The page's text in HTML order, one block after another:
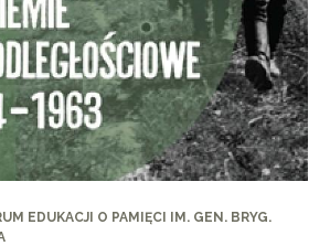
EDUKACJI O PAMIĘCI IM. GEN. BRYG.